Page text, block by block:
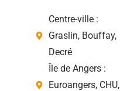
Centre-ville :
Graslin, Bouffay,
Decré
Île de Angers :
Euroangers, CHU,